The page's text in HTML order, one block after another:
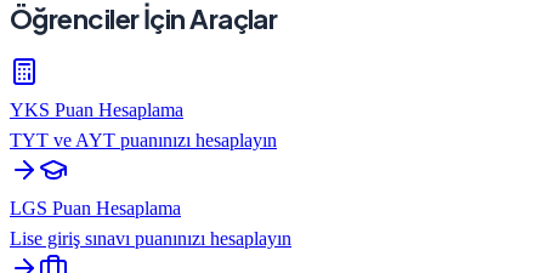
Öğrenciler İçin Araçlar
YKS Puan Hesaplama
TYT ve AYT puanınızı hesaplayın
LGS Puan Hesaplama
Lise giriş sınavı puanınızı hesaplayın